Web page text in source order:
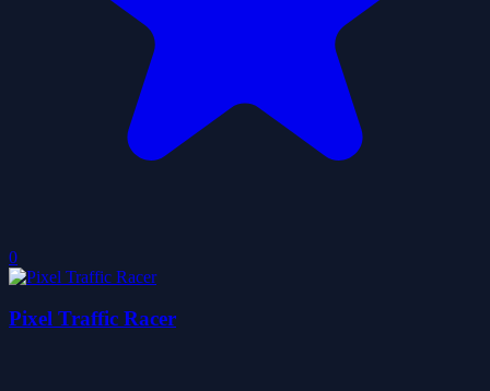
0
Pixel Traffic Racer